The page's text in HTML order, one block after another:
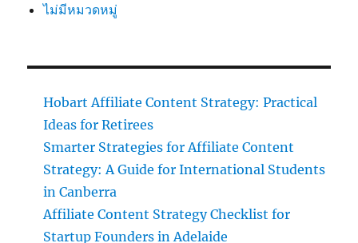
ไม่มีหมวดหมู่
Hobart Affiliate Content Strategy: Practical
Ideas for Retirees
Smarter Strategies for Affiliate Content
Strategy: A Guide for International Students
in Canberra
Affiliate Content Strategy Checklist for
Startup Founders in Adelaide